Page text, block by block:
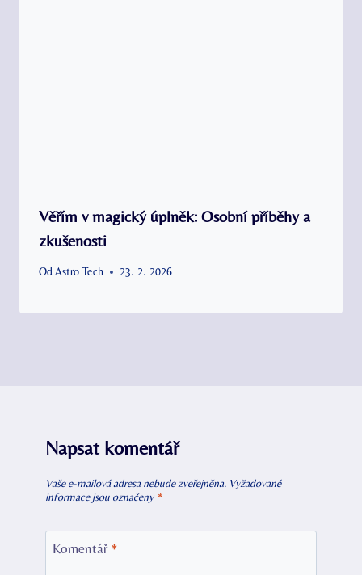
Věřím v magický úplněk: Osobní příběhy a
zkušenosti
Od Astro Tech 23. 2. 2026
Napsat komentář
Vaše e-mailová adresa nebude zveřejněna. Vyžadované
informace jsou označeny *
Komentář *